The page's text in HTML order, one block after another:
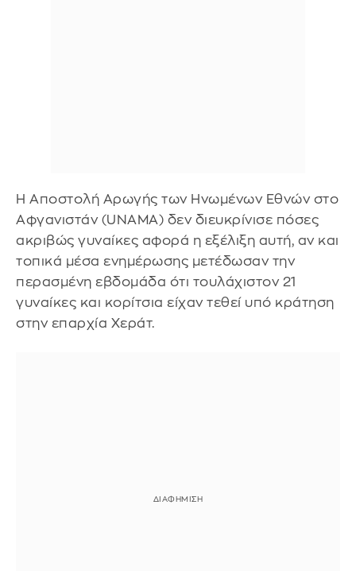
Η Αποστολή Αρωγής των Ηνωμένων Εθνών στο
Αφγανιστάν (UNAMA) δεν διευκρίνισε πόσες
ακριβώς γυναίκες αφορά η εξέλιξη αυτή, αν και
τοπικά μέσα ενημέρωσης μετέδωσαν την
περασμένη εβδομάδα ότι τουλάχιστον 21
γυναίκες και κορίτσια είχαν τεθεί υπό κράτηση
στην επαρχία Χεράτ.